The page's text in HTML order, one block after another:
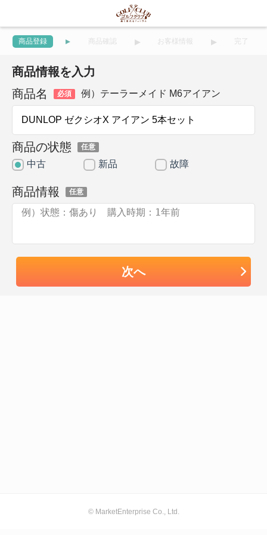
商品登録 商品確認 お客様情報 完了
商品情報を入力
商品名
必須 例）テーラーメイド M6アイアン
商品の状態 任意
中古 新品 故障
商品情報 任意
次へ
© MarketEnterprise Co., Ltd.